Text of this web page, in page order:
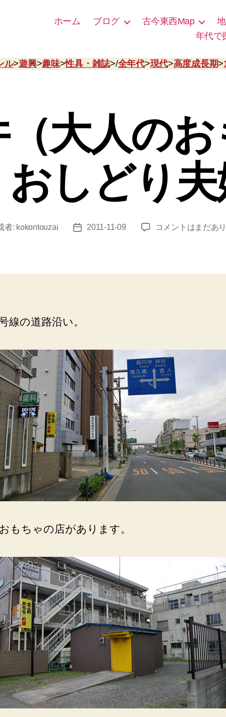
ホーム ブログ 古今東西Map
年代で
ル>遊興>趣味>性具・雑誌>/全年代>現代>高度成長期>
大人の
しどり
者: kokontouzai
投
2011-11-09
西
人
屋）
お
し
ど
り
婦。
へ
の
コメントはまだあ
線の道路沿い。
もちゃの店があります。